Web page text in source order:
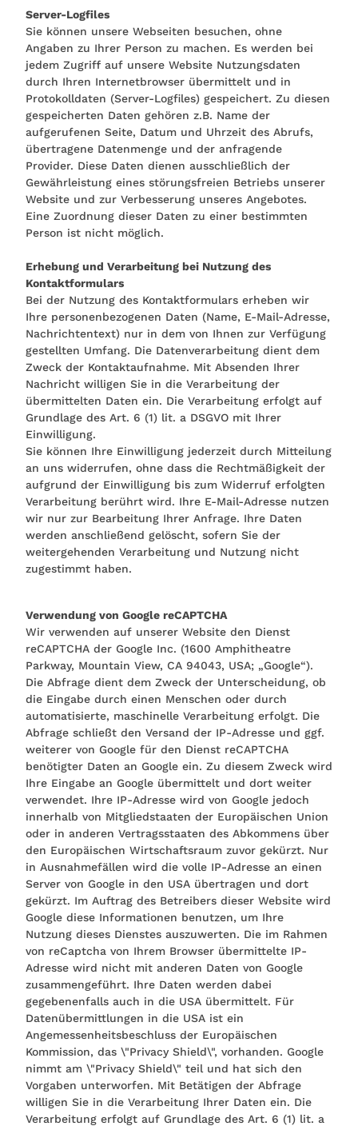
Server-Logfiles
Sie können unsere Webseiten besuchen, ohne
Angaben zu Ihrer Person zu machen. Es werden bei
jedem Zugriff auf unsere Website Nutzungsdaten
durch Ihren Internetbrowser übermittelt und in
Protokolldaten (Server-Logfiles) gespeichert. Zu diesen
gespeicherten Daten gehören z.B. Name der
aufgerufenen Seite, Datum und Uhrzeit des Abrufs,
übertragene Datenmenge und der anfragende
Provider. Diese Daten dienen ausschließlich der
Gewährleistung eines störungsfreien Betriebs unserer
Website und zur Verbesserung unseres Angebotes.
Eine Zuordnung dieser Daten zu einer bestimmten
Person ist nicht möglich.
Erhebung und Verarbeitung bei Nutzung des
Kontaktformulars
Bei der Nutzung des Kontaktformulars erheben wir
Ihre personenbezogenen Daten (Name, E-Mail-Adresse,
Nachrichtentext) nur in dem von Ihnen zur Verfügung
gestellten Umfang. Die Datenverarbeitung dient dem
Zweck der Kontaktaufnahme. Mit Absenden Ihrer
Nachricht willigen Sie in die Verarbeitung der
übermittelten Daten ein. Die Verarbeitung erfolgt auf
Grundlage des Art. 6 (1) lit. a DSGVO mit Ihrer
Einwilligung.
Sie können Ihre Einwilligung jederzeit durch Mitteilung
an uns widerrufen, ohne dass die Rechtmäßigkeit der
aufgrund der Einwilligung bis zum Widerruf erfolgten
Verarbeitung berührt wird. Ihre E-Mail-Adresse nutzen
wir nur zur Bearbeitung Ihrer Anfrage. Ihre Daten
werden anschließend gelöscht, sofern Sie der
weitergehenden Verarbeitung und Nutzung nicht
zugestimmt haben.
Verwendung von Google reCAPTCHA
Wir verwenden auf unserer Website den Dienst
reCAPTCHA der Google Inc. (1600 Amphitheatre
Parkway, Mountain View, CA 94043, USA; „Google“).
Die Abfrage dient dem Zweck der Unterscheidung, ob
die Eingabe durch einen Menschen oder durch
automatisierte, maschinelle Verarbeitung erfolgt. Die
Abfrage schließt den Versand der IP-Adresse und ggf.
weiterer von Google für den Dienst reCAPTCHA
benötigter Daten an Google ein. Zu diesem Zweck wird
Ihre Eingabe an Google übermittelt und dort weiter
verwendet. Ihre IP-Adresse wird von Google jedoch
innerhalb von Mitgliedstaaten der Europäischen Union
oder in anderen Vertragsstaaten des Abkommens über
den Europäischen Wirtschaftsraum zuvor gekürzt. Nur
in Ausnahmefällen wird die volle IP-Adresse an einen
Server von Google in den USA übertragen und dort
gekürzt. Im Auftrag des Betreibers dieser Website wird
Google diese Informationen benutzen, um Ihre
Nutzung dieses Dienstes auszuwerten. Die im Rahmen
von reCaptcha von Ihrem Browser übermittelte IP-
Adresse wird nicht mit anderen Daten von Google
zusammengeführt. Ihre Daten werden dabei
gegebenenfalls auch in die USA übermittelt. Für
Datenübermittlungen in die USA ist ein
Angemessenheitsbeschluss der Europäischen
Kommission, das \"Privacy Shield\", vorhanden. Google
nimmt am \"Privacy Shield\" teil und hat sich den
Vorgaben unterworfen. Mit Betätigen der Abfrage
willigen Sie in die Verarbeitung Ihrer Daten ein. Die
Verarbeitung erfolgt auf Grundlage des Art. 6 (1) lit. a